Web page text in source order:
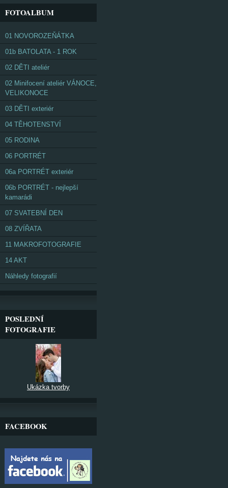
FOTOALBUM
01 NOVOROZEŇÁTKA
01b BATOLATA - 1 ROK
02 DĚTI ateliér
02 Minifocení ateliér VÁNOCE,
VELIKONOCE
03 DĚTI exteriér
04 TĚHOTENSTVÍ
05 RODINA
06 PORTRÉT
06a PORTRÉT exteriér
06b PORTRÉT - nejlepší
kamarádi
07 SVATEBNÍ DEN
08 ZVÍŘATA
11 MAKROFOTOGRAFIE
14 AKT
Náhledy fotografií
POSLEDNÍ
FOTOGRAFIE
Ukázka tvorby
FACEBOOK